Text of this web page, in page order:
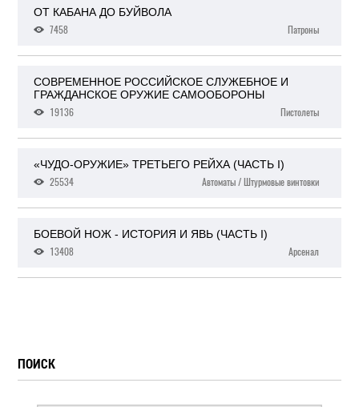
ОТ КАБАНА ДО БУЙВОЛА
7458
Патроны
СОВРЕМЕННОЕ РОССИЙСКОЕ СЛУЖЕБНОЕ И
ГРАЖДАНСКОЕ ОРУЖИЕ САМООБОРОНЫ
19136
Пистолеты
«ЧУДО-ОРУЖИЕ» ТРЕТЬЕГО РЕЙХА (ЧАСТЬ I)
25534
Автоматы / Штурмовые винтовки
БОЕВОЙ НОЖ - ИСТОРИЯ И ЯВЬ (ЧАСТЬ I)
13408
Арсенал
ПОИСК